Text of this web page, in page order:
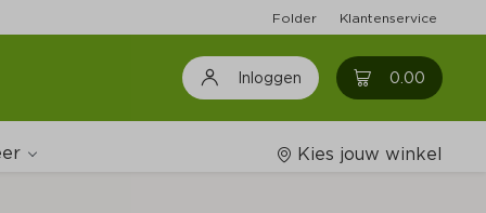
Folder Klantenservice
Inloggen 0.00 0
Kies jouw winkel